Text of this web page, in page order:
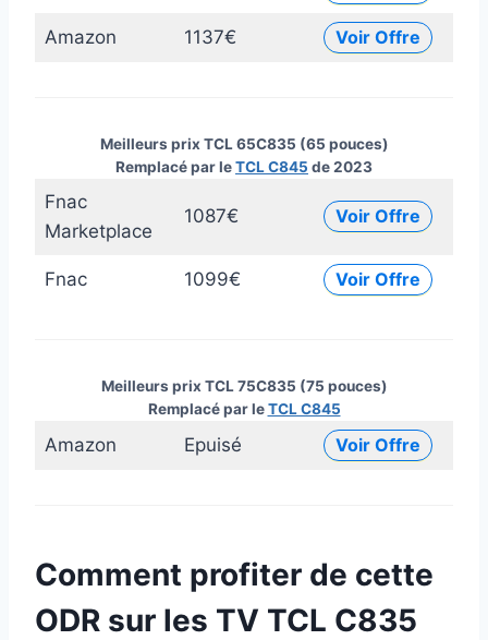
Amazon 1137€ Voir Offre
Fnac
Marketplace
1087€ Voir Offre
Fnac 1099€ Voir Offre
Meilleurs prix TCL 65C835 (65 pouces)
Remplacé par leTCL C845 de 2023
Amazon Epuisé Voir Offre
Meilleurs prix TCL 75C835 (75 pouces)
Remplacé par leTCL C845
Comment profiter de cette
ODR sur les TV TCL C835